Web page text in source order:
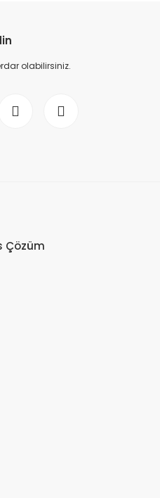
olabilirsiniz.
Çözüm